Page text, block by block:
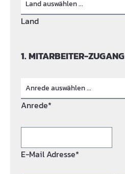
Land
1. MITARBEITER-ZUGANG
Anrede*
E-Mail Adresse*